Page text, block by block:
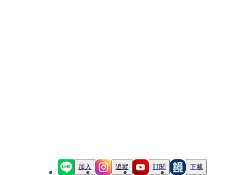
加入 追蹤 訂閱 下載